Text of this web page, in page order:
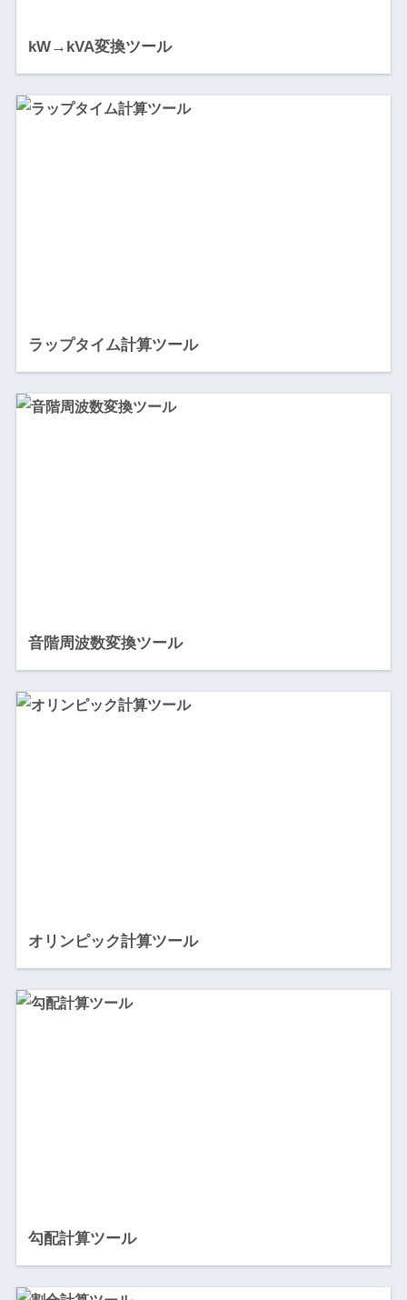
kW→kVA変換ツール
ラップタイム計算ツール
音階周波数変換ツール
オリンピック計算ツール
勾配計算ツール